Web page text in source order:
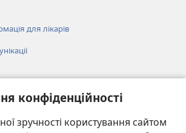
конфіденційності
зручності користування сайтом
для лікарів